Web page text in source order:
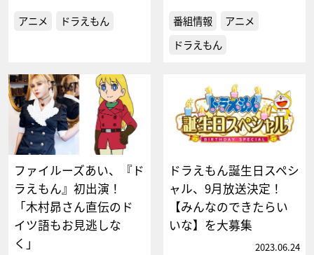
アニメ ドラえもん 番組情報
アニメ
ドラえもん
ファイルーズあい、『ド
ラえもん』初出演！
「木村昴さん直伝のド
イツ語もお見逃しな
く」
ドラえもん誕生日スペシ
ャル、9月放送決定！
【みんなのできたらい
いな】を大募集
2023.06.24